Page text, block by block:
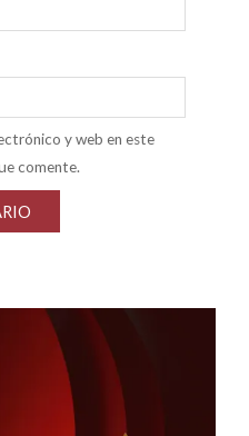
y web en este
comente.